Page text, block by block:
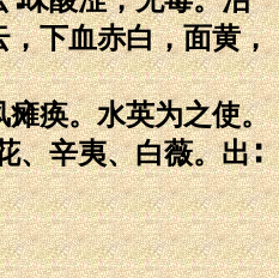
下血赤白，面黄，
痪。水英为之使。
、辛夷、白薇。出∶